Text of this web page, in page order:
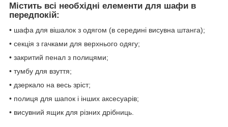
Містить всі необхідні елементи для шафи в
передпокій:
• шафа для вішалок з одягом (в середині висувна штанга);
• секція з гачками для верхнього одягу;
• закритий пенал з полицями;
• тумбу для взуття;
• дзеркало на весь зріст;
• полиця для шапок і інших аксесуарів;
• висувний ящик для різних дрібниць.